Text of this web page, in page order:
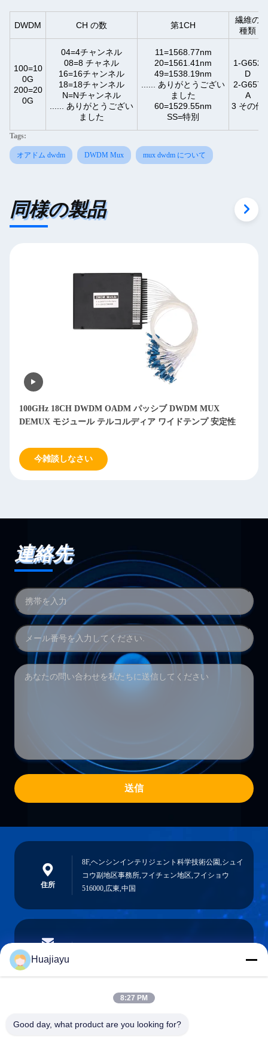
DWDM CH の数 第1CH
繊維の
種類
100=10
0G
200=20
0G
04=4チャンネル
08=8 チャネル
16=16チャンネル
18=18チャンネル
N=Nチャンネル
...... ありがとうござい
ました
11=1568.77nm
20=1561.41nm
49=1538.19nm
...... ありがとうござい
ました
60=1529.55nm
SS=特別
1-G652
D
2-G657
A
3 その他
Tags:
オアドム dwdm DWDM Mux mux dwdm について
同様の製品
100GHz 18CH DWDM OADM パッシブ DWDM MUX
DEMUX モジュール テルコルディア ワイドテンプ 安定性
今雑談しなさい
連絡先
送信
住所
8F,ヘンシンインテリジェント科学技術公園,シュイ
コウ副地区事務所,フイチェン地区,フイショウ
516000,広東,中国
電子メール
電話
Huajiayu
8:27 PM
Good day, what product are you looking for?